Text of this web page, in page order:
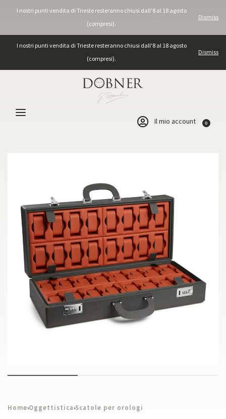
I nostri punti vendita di Trieste resteranno chiusi dall'8 al 18 agosto
(compresi).
Dismiss
I nostri punti vendita di Trieste resteranno chiusi dall'8 al 18 agosto
(compresi).
Dismiss
Il mio account 0
Home›Oggettistica ›Scatole per orologi